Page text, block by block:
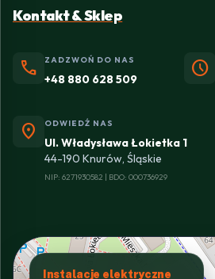
Kontakt & Sklep
phone ZADZWOŃ DO NAS
+48 880 628 509 schedule
location_on ODWIEDŹ NAS
Ul. Władysława Łokietka 1
44-190 Knurów, Śląskie
NIP: 6271930582 | BDO: 000736929
Instalacje elektryczne